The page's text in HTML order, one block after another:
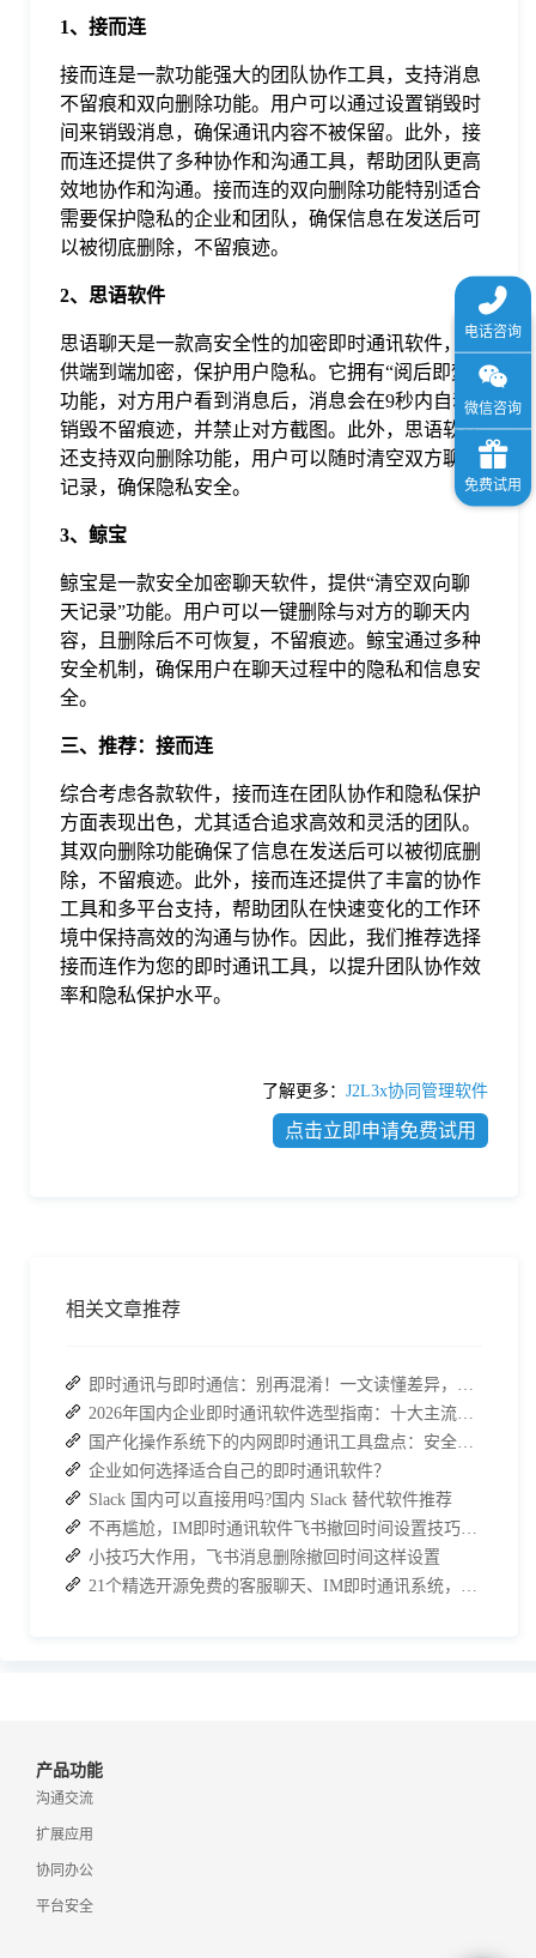
1、接而连
接而连是一款功能强大的团队协作工具，支持消息
不留痕和双向删除功能。用户可以通过设置销毁时
间来销毁消息，确保通讯内容不被保留。此外，接
而连还提供了多种协作和沟通工具，帮助团队更高
效地协作和沟通。接而连的双向删除功能特别适合
需要保护隐私的企业和团队，确保信息在发送后可
以被彻底删除，不留痕迹。
2、思语软件
思语聊天是一款高安全性的加密即时通讯软件，提
供端到端加密，保护用户隐私。它拥有“阅后即焚”
功能，对方用户看到消息后，消息会在9秒内自动
销毁不留痕迹，并禁止对方截图。此外，思语软件
还支持双向删除功能，用户可以随时清空双方聊天
记录，确保隐私安全。
3、鲸宝
鲸宝是一款安全加密聊天软件，提供“清空双向聊
天记录”功能。用户可以一键删除与对方的聊天内
容，且删除后不可恢复，不留痕迹。鲸宝通过多种
安全机制，确保用户在聊天过程中的隐私和信息安
全。
三、推荐：接而连
综合考虑各款软件，接而连在团队协作和隐私保护
方面表现出色，尤其适合追求高效和灵活的团队。
其双向删除功能确保了信息在发送后可以被彻底删
除，不留痕迹。此外，接而连还提供了丰富的协作
工具和多平台支持，帮助团队在快速变化的工作环
境中保持高效的沟通与协作。因此，我们推荐选择
接而连作为您的即时通讯工具，以提升团队协作效
率和隐私保护水平。
了解更多： J2L3x协同管理软件
点击立即申请免费试用
相关文章推荐
企业如何选择适合自己的即时通讯软件？
Slack 国内可以直接用吗?国内 Slack 替代软件推荐
小技巧大作用，飞书消息删除撤回时间这样设置
产品功能
沟通交流
扩展应用
协同办公
平台安全